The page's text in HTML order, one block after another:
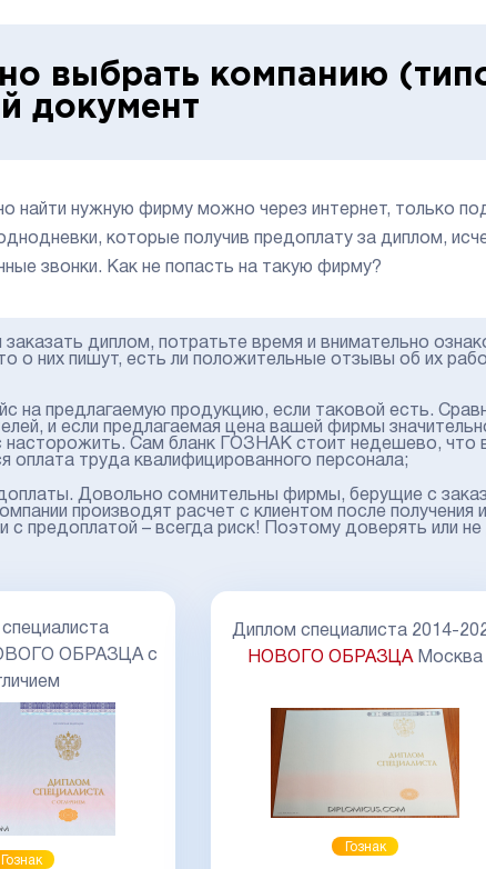
выбрать компанию
документ
найти нужную фирму можно через интернет, только
которые получив предоплату за диплом,
звонки. Как не попасть на такую фирму?
диплом, потратьте время и внимательно
о них пишут, есть ли положительные отзывы об их
на предлагаемую продукцию, если таковой есть.
и если предлагаемая цена вашей фирмы
Сам бланк ГОЗНАК стоит недешево, что
оплата труда квалифицированного персонала;
Довольно сомнительны фирмы, берущие с
производят расчет с клиентом после
с предоплатой – всегда риск! Поэтому доверять или
ОБРАЗЦА с
Гознак
Диплом специалиста 2014-
НОВОГО ОБРАЗЦАМосква
Гознак